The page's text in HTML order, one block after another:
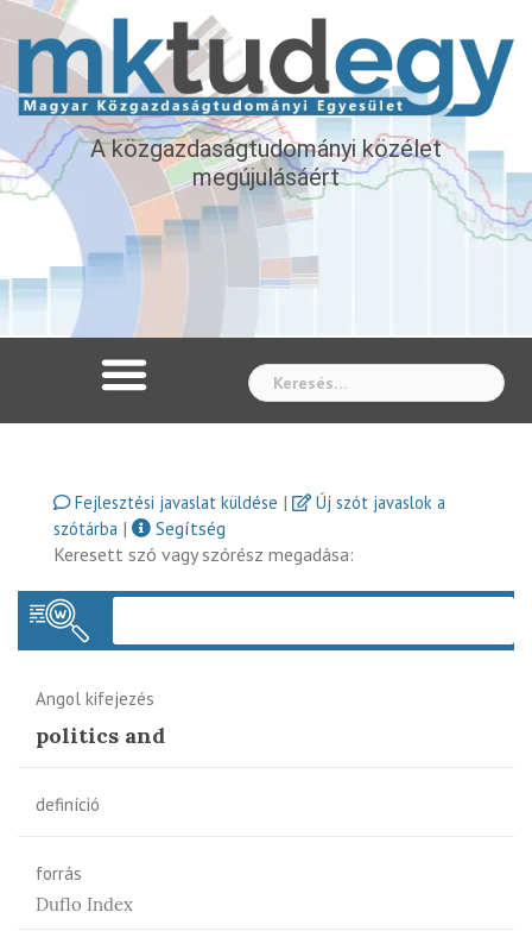
A közgazdaságtudományi közélet
megújulásáért
Fejlesztési javaslat küldése |
Új szót javaslok a
szótárba |
Segítség
Keresett szó vagy szórész megadása:
Angol kifejezés
politics and
definíció
forrás
Duflo Index